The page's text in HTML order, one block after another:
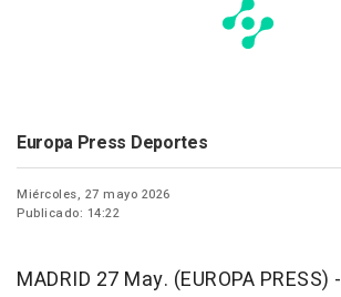
Europa Press Deportes
Miércoles, 27 mayo 2026
Publicado: 14:22
MADRID 27 May. (EUROPA PRESS) -